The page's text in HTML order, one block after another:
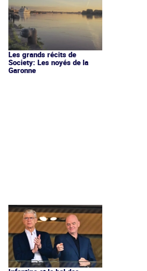
Les grands récits de
Society: Les noyés de la
Garonne